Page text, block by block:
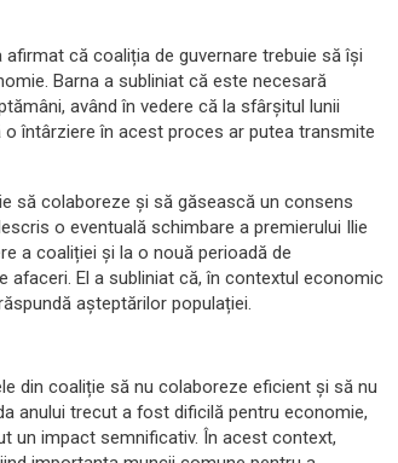
că coaliția de guvernare trebuie să își
Barna a subliniat că este necesară
având în vedere că la sfârșitul lunii
întârziere în acest proces ar putea transmite
să colaboreze și să găsească un consens
o eventuală schimbare a premierului Ilie
a coaliției și la o nouă perioadă de
afaceri. El a subliniat că, în contextul economic
așteptărilor populației.
din coaliție să nu colaboreze eficient și să nu
anului trecut a fost dificilă pentru economie,
un impact semnificativ. În acest context,